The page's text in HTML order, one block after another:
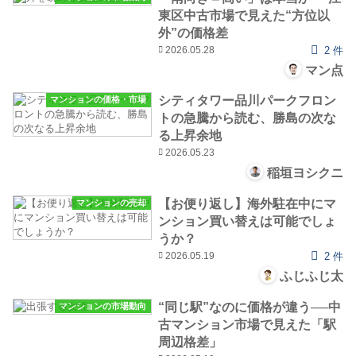
東区中古市場で見えた“方位以
外”の価格差
2026.05.28 2 件
マン点
マンションの価格・市場
シティタワー品川パークフロン
トの急騰から読む、勝島の次な
る上昇余地
2026.05.23
稲垣ヨシクニ
マンションの売却
【お便り返し】海外駐在中にマ
ンション買い替えは可能でしょ
うか？
2026.05.19 2 件
ふじふじ太
マンションの市場動向
“同じ駅”なのに価格が違う──中
古マンション市場で見えた「駅
周辺格差」